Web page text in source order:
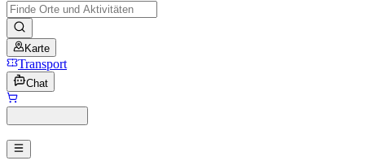
Karte
Transport
Chat